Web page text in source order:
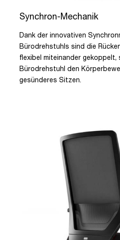
Synchron-Mechanik
Dank der innovativen
Bürodrehstuhls sind die
flexibel miteinander
Bürodrehstuhl den
gesünderes Sitzen.